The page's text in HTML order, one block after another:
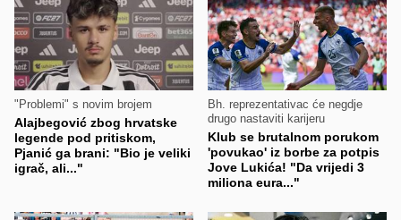
"Problemi" s novim brojem
Alajbegović zbog hrvatske
legende pod pritiskom,
Pjanić ga brani: "Bio je veliki
igrač, ali..."
Bh. reprezentativac će negdje
drugo nastaviti karijeru
Klub se brutalnom porukom
'povukao' iz borbe za potpis
Jove Lukića! "Da vrijedi 3
miliona eura..."